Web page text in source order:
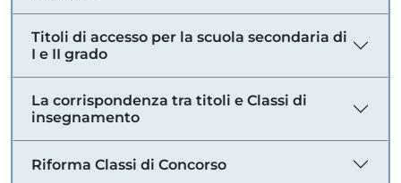
Titoli di accesso per la scuola secondaria di
I e II grado
La corrispondenza tra titoli e Classi di
insegnamento
Riforma Classi di Concorso